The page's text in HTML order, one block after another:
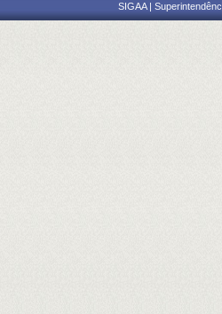
SIGAA |